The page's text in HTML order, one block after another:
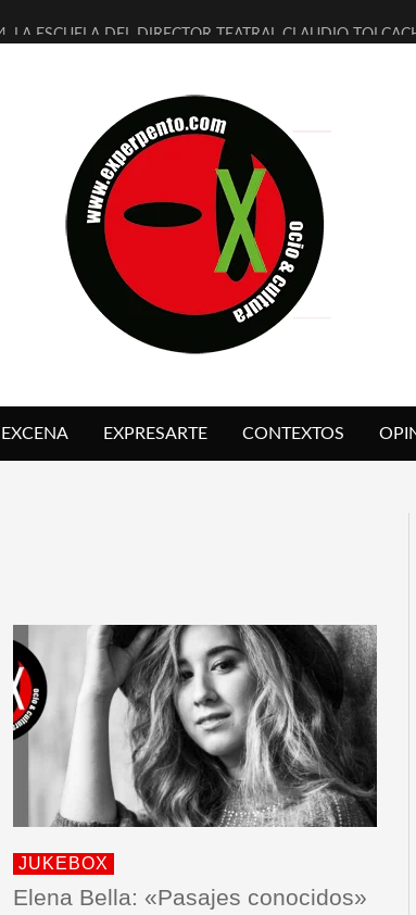
LA ESCUELA DEL DIRECTOR TEATRAL CLAUDIO
JUDÍAS EN #EXVITA
REINVENTAN [BITÁCORA 3.0] EN EXVITA
FLASH PRESENTA EN EXVITA [RELATIVA SENCILLEZ]
EN EXVITA INTERPRETANDO A SERRAT
[CURSO DE ARMONÍA PERSECUTORIA] EN
NOS EXPLICA [DESCASADA]
PUTOS SUEÑOS»
EXCENA EXPRESARTE CONTEXTOS
JUKEBOX
Elena Bella: «Pasajes conocidos»